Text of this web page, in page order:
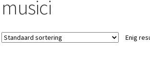
musici
Enig